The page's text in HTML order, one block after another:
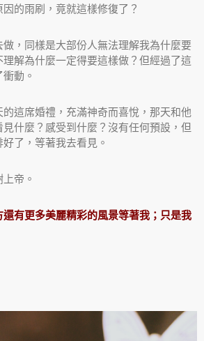
的雨刷，竟就這樣修復了？
，同樣是大部份人無法理解我為什麼要
解為什麼一定得要這樣做？但經過了這
動。
這席婚禮，充滿神奇而喜悅，那天和他
什麼？感受到什麼？沒有任何預設，但
了，等著我去看見。
帝。
還有更多美麗精彩的風景等著我；只是我